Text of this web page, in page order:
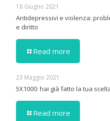
18 Giugno 2021
Antidepressivi e violenza:
e diritto
Read more
23 Maggio 2021
5X1000: hai già fatto la tua
Read more